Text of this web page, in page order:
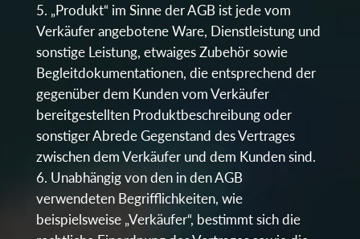
„Produkt“ im Sinne der AGB ist jede vom
Verkäufer angebotene Ware, Dienstleistung und
sonstige Leistung, etwaiges Zubehör sowie
Begleitdokumentationen, die entsprechend der
gegenüber dem Kunden vom Verkäufer
bereitgestellten Produktbeschreibung oder
sonstiger Abrede Gegenstand des Vertrages
zwischen dem Verkäufer und dem Kunden sind.
Unabhängig von den in den AGB
verwendeten Begrifflichkeiten, wie
beispielsweise „Verkäufer“, bestimmt sich die